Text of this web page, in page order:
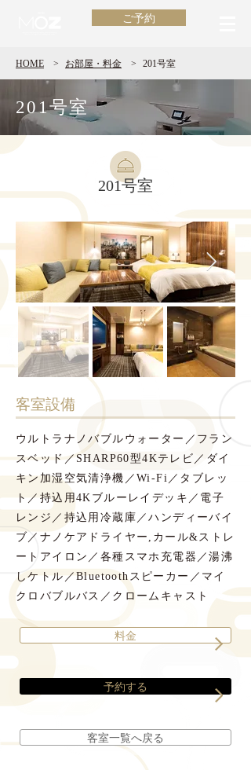
ご予約
HOME > ​お部屋・料金 > 201号室
201号室
201号室
​客室設備
ウルトラナノバブルウォーター／フラン
スベッド／SHARP60型4Kテレビ／ダイ
キン加湿空気清浄機／Wi-Fi／タブレッ
ト／持込用4Kブルーレイデッキ／電子
レンジ／持込用冷蔵庫／ハンディーバイ
ブ／ナノケアドライヤー,カール&ストレ
ートアイロン／各種スマホ充電器／湯沸
しケトル／Bluetoothスピーカー／マイ
クロバブルバス／クロームキャスト
料金
予約する
客室一覧へ戻る